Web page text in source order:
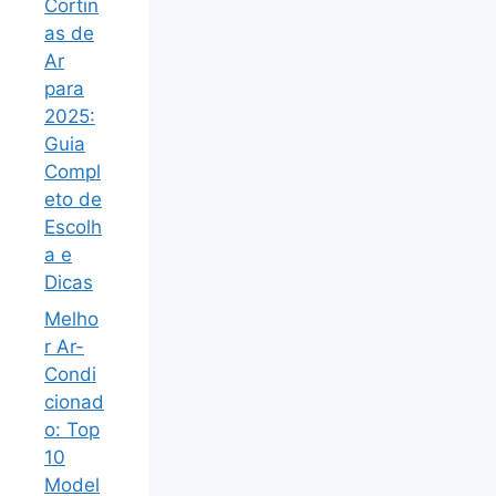
Cortin
as de
Ar
para
2025:
Guia
Compl
eto de
Escolh
a e
Dicas
Melho
r Ar-
Condi
cionad
o: Top
10
Model